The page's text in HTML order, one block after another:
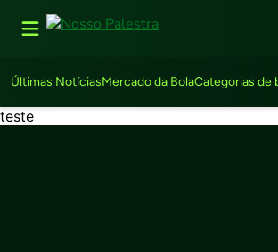
Últimas NotíciasMercado da BolaCategorias de
teste